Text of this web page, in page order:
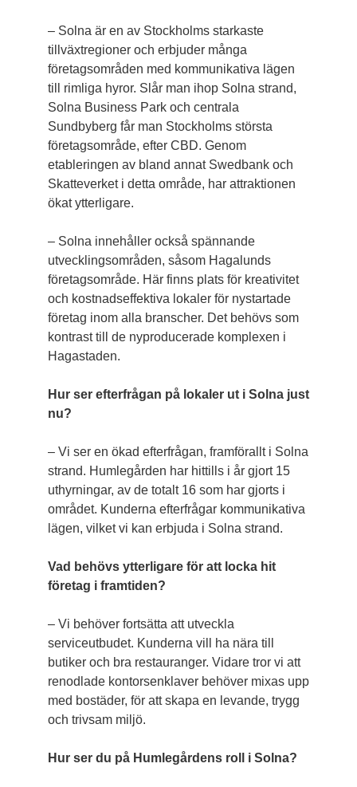
– Solna är en av Stockholms starkaste
tillväxtregioner och erbjuder många
företagsområden med kommunikativa lägen
till rimliga hyror. Slår man ihop Solna strand,
Solna Business Park och centrala
Sundbyberg får man Stockholms största
företagsområde, efter CBD. Genom
etableringen av bland annat Swedbank och
Skatteverket i detta område, har attraktionen
ökat ­ytterligare.
– Solna innehåller också spännande
utvecklingsområden, såsom Hagalunds
företagsområde. Här finns plats för kreativitet
och kostnadseffektiva lokaler för nystartade
företag inom alla branscher. Det behövs som
kontrast till de nyproducerade komplexen i
Haga­staden.
Hur ser efterfrågan på lokaler ut i Solna just
nu?
– Vi ser en ökad efterfrågan, framförallt i Solna
strand. Humlegården har hittills i år gjort 15
uthyrningar, av de totalt 16 som har gjorts i
området. Kunderna efterfrågar kommunikativa
lägen, vilket vi kan erbjuda i Solna strand.
Vad behövs ytterligare för att locka hit
företag i framtiden?
– Vi behöver fortsätta att utveckla
serviceutbudet. Kunderna vill ha nära till
butiker och bra restauranger. Vidare tror vi att
renodlade kontorsenklaver behöver mixas upp
med bostäder, för att skapa en levande, trygg
och trivsam miljö.
Hur ser du på Humlegårdens roll i Solna?